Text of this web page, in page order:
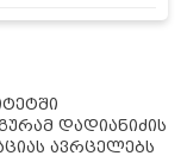
დადიანიძის
ავრცელებს